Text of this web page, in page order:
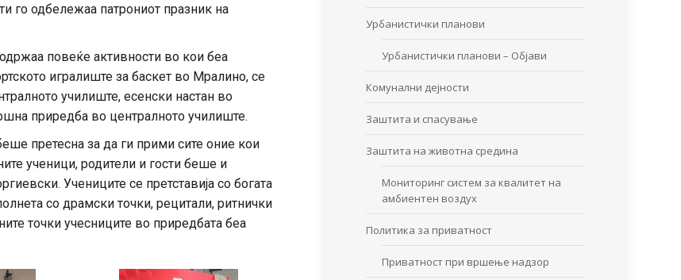
го одбележаа патрониот празник на
повеќе активности во кои беа
игралиште за баскет во Мралино, се
училиште, есенски настан во
приредба во централното училиште.
претесна за да ги прими сите оние кои
ученици, родители и гости беше и
Учениците се претставија со богата
со драмски точки, рецитали, ритнички
точки учесниците во приредбата беа
Урбанистички планови
Урбанистички планови – Објави
Комунални дејности
Заштита и спасување
Заштита на животна средина
Мониторинг систем за квалитет на
амбиентен воздух
Политика за приватност
Приватност при вршење надзор